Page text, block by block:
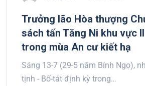
Trưởng lão Hòa thượng
sách tấn Tăng Ni khu vực II
trong mùa An cư kiết hạ
Sáng 13-7 (29-5 năm Bính Ngọ),
tịnh - Bố-tát định kỳ trong…